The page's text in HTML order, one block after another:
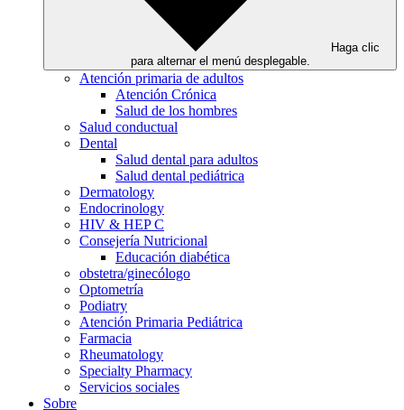
Haga clic
para alternar el menú desplegable.
Atención primaria de adultos
Atención Crónica
Salud de los hombres
Salud conductual
Dental
Salud dental para adultos
Salud dental pediátrica
Dermatology
Endocrinology
HIV & HEP C
Consejería Nutricional
Educación diabética
obstetra/ginecólogo
Optometría
Podiatry
Atención Primaria Pediátrica
Farmacia
Rheumatology
Specialty Pharmacy
Servicios sociales
Sobre